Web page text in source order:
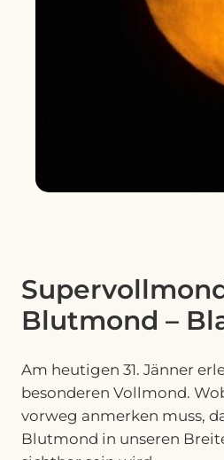
Blutmond –
Am heutigen 31. Jänner
besonderen Vollmond.
vorweg anmerken muss,
Blutmond in unseren